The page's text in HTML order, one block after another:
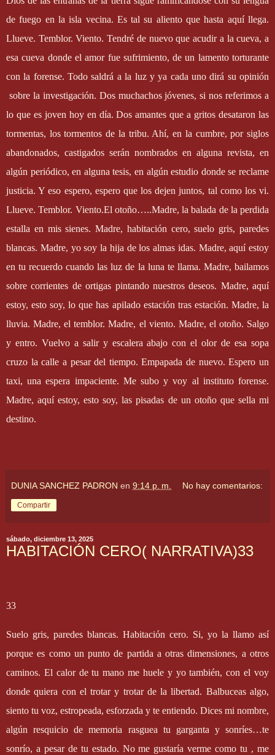
de fuego en la isla vecina. Es tal su aliento que hasta aquí llega.
Llueve. Temblor. Viento. Tendré de nuevo que acudir a la cueva, a
esa cueva donde el amor fue sufrimiento, de un lamento torturante
con la forense. Todo saldrá a la luz y ya cada uno dirá su opinión
sobre la investigación. Dos muchachos jóvenes, si nos referimos a
lo que es joven hoy en día. Dos amantes que a gritos desataron las
tormentas, los tormentos de la tribu. Ahí, en la cumbre, por siglos
abandonados, castigados serán nombrados en alguna revista, en
algún periódico, en alguna tesis, en algún estudio donde se reclame
justicia. Y eso espero, espero que los dejen juntos, tal como los vi.
Llueve. Temblor. Viento.El otoño…..Madre, la balada de la perdida
estalla en mis sienes. Madre, habitación cero, suelo gris, paredes
blancas. Madre, yo soy la hija de los almas idas. Madre, aquí estoy
en tu recuerdo cuando las luz de la luna te llama. Madre, bailamos
sobre corrientes de ortigas pintando nuestros deseos. Madre, aquí
estoy, esto soy, lo que has apilado estación tras estación. Madre, la
lluvia. Madre, el temblor. Madre, el viento. Madre, el otoño. Salgo
y entro. Vuelvo a salir y escalera abajo con el olor de esa sopa
cruzo la calle a pesar del tiempo. Empapada de nuevo. Espero un
taxi, una espera impaciente. Me subo y voy al instituto forense.
Madre, aquí estoy, esto soy, las pisadas de un otoño que sella mi
destino.
DUNIA SANCHEZ PADRON en 9:14 p. m. No hay comentarios:
Compartir
sábado, diciembre 13, 2025
HABITACIÓN CERO( NARRATIVA)33
33
Suelo gris, paredes blancas. Habitación cero. Si, yo la llamo así
porque es como un punto de partida a otras dimensiones, a otros
caminos. El calor de tu mano me huele y yo también, con el voy
donde quiera con el trotar y trotar de la libertad. Balbuceas algo,
siento tu voz, estropeada, esforzada y te entiendo. Dices mi nombre,
algún resquicio de memoria rasguea tu garganta y sonríes…te
sonrío, a pesar de tu estado. No me gustaría verme como tu , me